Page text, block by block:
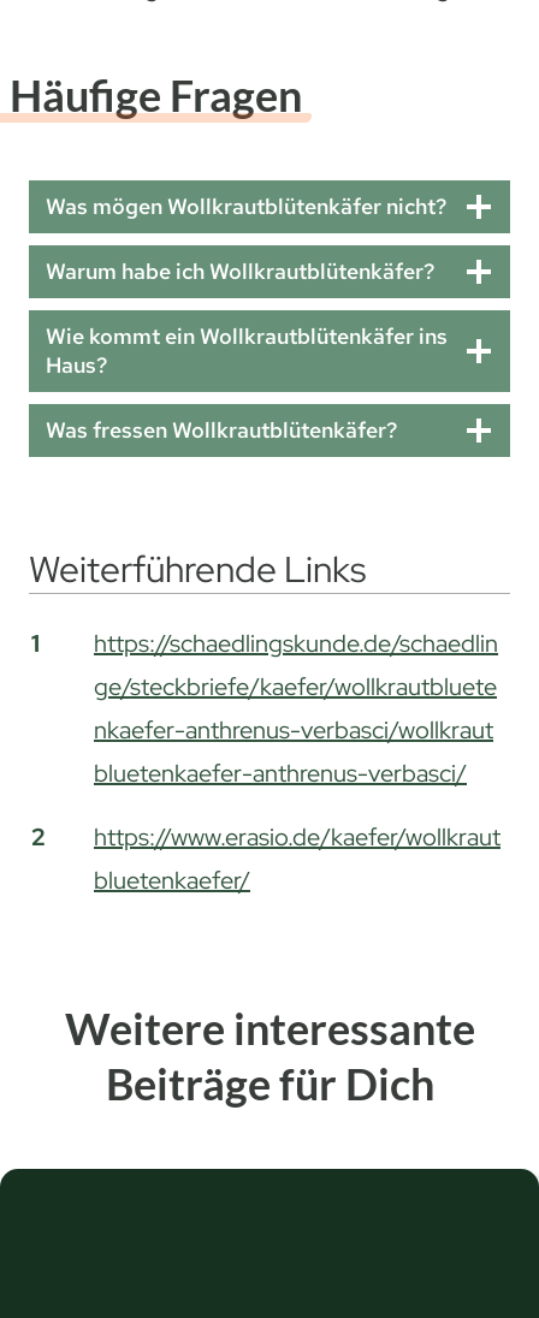
Häufige Fragen
Was mögen Wollkrautblütenkäfer nicht?
Warum habe ich Wollkrautblütenkäfer?
Wie kommt ein Wollkrautblütenkäfer ins
Haus?
Was fressen Wollkrautblütenkäfer?
Weiterführende Links
Weiterführende Links
1
https://schaedlingskunde.de/schaedlin
ge/steckbriefe/kaefer/wollkrautbluete
nkaefer-anthrenus-verbasci/wollkraut
bluetenkaefer-anthrenus-verbasci/
2
https://www.erasio.de/kaefer/wollkraut
bluetenkaefer/
Weitere interessante
Beiträge für Dich